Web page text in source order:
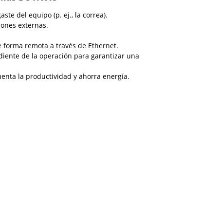
del equipo (p. ej., la correa).
externas.
remota a través de Ethernet.
de la operación para garantizar una
la productividad y ahorra energía.